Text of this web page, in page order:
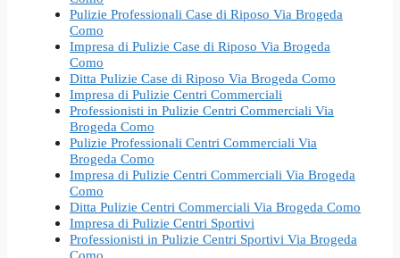
Pulizie Professionali Case di Riposo Via Brogeda
Como
Impresa di Pulizie Case di Riposo Via Brogeda
Como
Ditta Pulizie Case di Riposo Via Brogeda Como
Impresa di Pulizie Centri Commerciali
Professionisti in Pulizie Centri Commerciali Via
Brogeda Como
Pulizie Professionali Centri Commerciali Via
Brogeda Como
Impresa di Pulizie Centri Commerciali Via Brogeda
Como
Ditta Pulizie Centri Commerciali Via Brogeda Como
Impresa di Pulizie Centri Sportivi
Professionisti in Pulizie Centri Sportivi Via Brogeda
Como